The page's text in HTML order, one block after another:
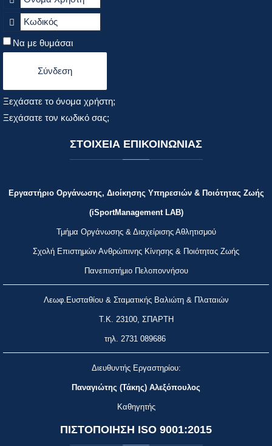
Να με θυμάσαι
Σύνδεση
Ξεχάσατε το όνομα χρήστη;
Ξεχάσατε τον κωδικό σας;
ΣΤΟΙΧΕΙΑ ΕΠΙΚΟΙΝΩΝΙΑΣ
Εργαστήριο Οργάνωσης, Διοίκησης Υπηρεσιών & Ποιότητας Ζωής
(iSportManagement LAB)
Τμήμα Οργάνωσης & Διαχείρισης Αθλητισμού
Σχολή Επιστημών Ανθρώπινης Κίνησης & Ποιότητας Ζωής
Πανεπιστήμιο Πελοποννήσου
Λεωφ.Ευσταθίου & Σταματικής Βαλιώτη & Πλαταιών
Τ.Κ. 23100, ΣΠΑΡΤΗ
τηλ. 2731 089686
Διευθυντής Εργαστηρίου:
Παναγιώτης (Τάκης) Αλεξόπουλος
Καθηγητής
ΠΙΣΤΟΠΟΙΗΣΗ ISO 9001:2015